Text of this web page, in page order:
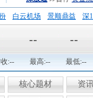
白云机场 景顺鼎益
深
-- --
:-- 最高:-- 最低:--
核心题材 资